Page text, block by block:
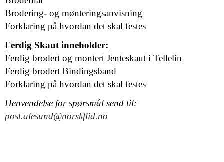
Brodering- og mønteringsanvisning
Forklaring på hvordan det skal festes
Ferdig Skaut inneholder:
Ferdig brodert og montert Jenteskaut i Tellelin
Ferdig brodert Bindingsband
Forklaring på hvordan det skal festes
Henvendelse for spørsmål send til:
post.alesund@norskflid.no